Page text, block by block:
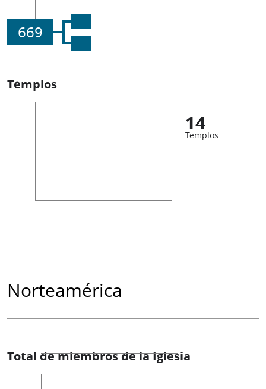
669
Templos
14
Templos
Norteamérica
Total de miembros de la Iglesia